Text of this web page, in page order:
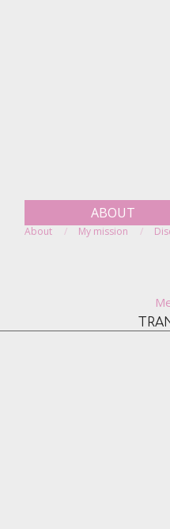
ABOUT
About My mission
Menu